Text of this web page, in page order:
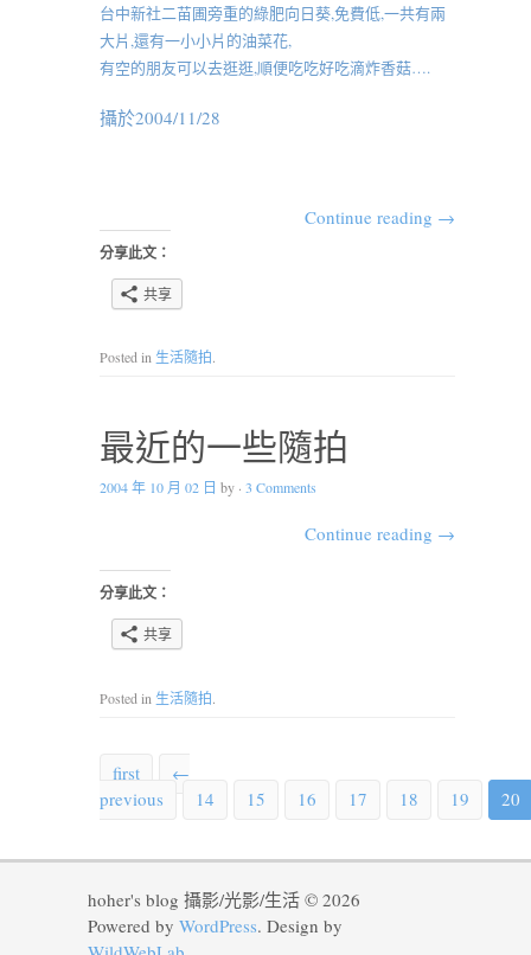
台中新社二苗圃旁重的綠肥向日葵,免費低,一共有兩
大片,還有一小小片的油菜花,
有空的朋友可以去逛逛,順便吃吃好吃滴炸香菇….
攝於2004/11/28
Continue reading →
分享此文：
共享
Posted in 生活隨拍.
最近的一些隨拍
2004 年 10 月 02 日 by · 3 Comments
Continue reading →
分享此文：
共享
Posted in 生活隨拍.
first
←
previous
14 15 16 17 18 19 20
hoher's blog 攝影/光影/生活 © 2026
Powered by WordPress. Design by